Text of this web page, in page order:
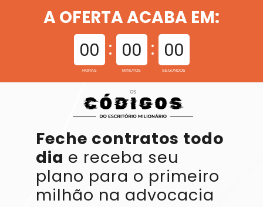
HORAS MINUTOS SEGUNDOS
00 00 00
A OFERTA ACABA EM:
Feche contratos todo
dia e receba seu
plano para o primeiro
milhão na advocacia